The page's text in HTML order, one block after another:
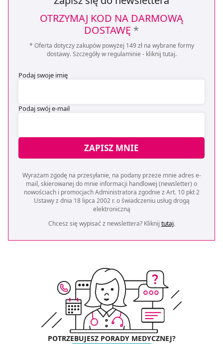
OTRZYMAJ KOD NA DARMOWĄ
DOSTAWĘ *
* Oferta dotyczy zakupów powyżej 149 zł na wybrane formy
dostawy. Szczegóły w regulaminie - kliknij tutaj.
Podaj swoje imię
Podaj swój e-mail
ZAPISZ MNIE
Wyrażam zgodę na przesyłanie, na podany przeze mnie adres e-
mail, skierowanej do mnie informacji handlowej (newsletter) o
nowościach i promocjach Administratora zgodnie z Art. 10 pkt 2
Ustawy z dnia 18 lipca 2002 r. o świadczeniu usług drogą
elektroniczną
Chcesz się wypisać z newslettera? Kliknij tutaj.
POTRZEBUJESZ PORADY MEDYCZNEJ?